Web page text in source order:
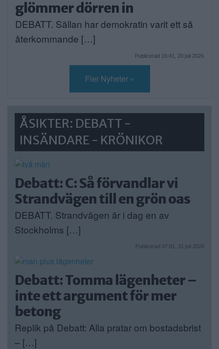
glömmer dörren in
DEBATT. Sällan har demokratin varit ett så
återkommande […]
Publicerad 16:41, 20 juli 2026
Fler Nyheter »
ÅSIKTER: DEBATT -
INSÄNDARE - KRÖNIKOR
Debatt: C: Så förvandlar vi
Strandvägen till en grön oas
DEBATT. Strandvägen är i dag en av
Stockholms […]
Publicerad 07:01, 31 juli 2026
Debatt: Tomma lägenheter –
inte ett argument för mer
betong
Replik på Debatt: Alla pratar om bostadsbrist
– […]